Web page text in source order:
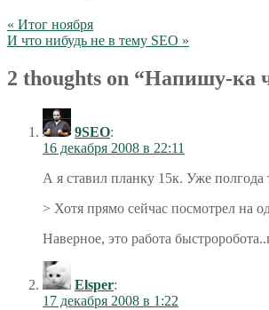
« Итог ноября
И что нибудь не в тему SEO »
2 thoughts on “Напишу-ка
9SEO:
16 декабря 2008 в 22:11
А я ставил планку 15к. Уже полгода
> Хотя прямо сейчас посмотрел на
Наверное, это работа
Elsper:
17 декабря 2008 в 1:22